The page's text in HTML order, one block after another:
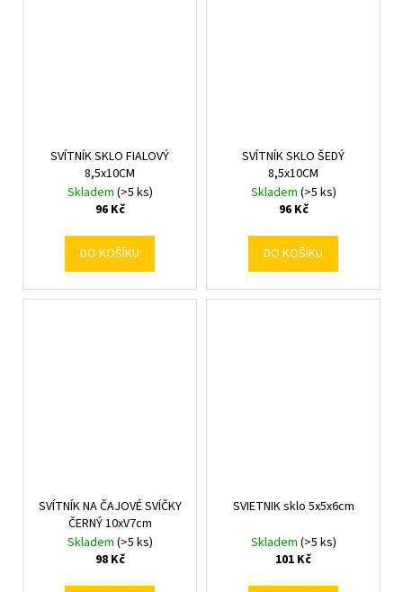
SVÍTNÍK SKLO FIALOVÝ
8,5x10CM
Skladem (>5 ks)
96 Kč
DO KOŠÍKU
SVÍTNÍK SKLO ŠEDÝ
8,5x10CM
Skladem (>5 ks)
96 Kč
DO KOŠÍKU
SVÍTNÍK NA ČAJOVÉ SVÍČKY
ČERNÝ 10xV7cm
Skladem (>5 ks)
98 Kč
SVIETNIK sklo 5x5x6cm
Skladem (>5 ks)
101 Kč